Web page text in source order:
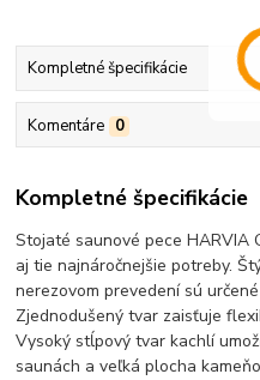
Kompletné špecifikácie
Komentáre 0
Kompletné špecifikácie
Stojaté saunové pece
aj tie najnáročnejšie potreby.
nerezovom prevedení sú
Zjednodušený tvar zaisťuje
Vysoký stĺpový tvar kachlí
saunách a veľká plocha